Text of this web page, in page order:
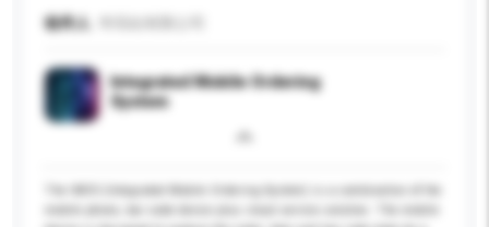
收件人
Integrated Mobile Ordering
System